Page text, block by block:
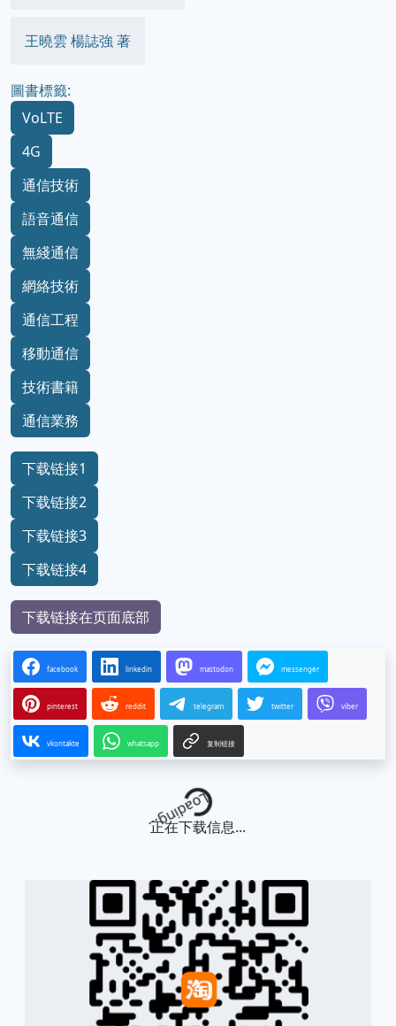
王曉雲 楊誌強 著
圖書標籤:
VoLTE
4G
通信技術
語音通信
無綫通信
網絡技術
通信工程
移動通信
技術書籍
通信業務
下载链接1
下载链接2
下载链接3
下载链接4
下载链接在页面底部
facebook linkedin mastodon messenger
pinterest reddit telegram twitter viber
vkontakte whatsapp 复制链接
Loading...
正在下载信息...